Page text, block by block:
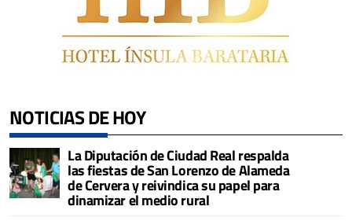
NOTICIAS DE HOY
La Diputación de Ciudad Real respalda
las fiestas de San Lorenzo de Alameda
de Cervera y reivindica su papel para
dinamizar el medio rural